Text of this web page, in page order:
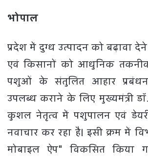
भोपाल
प्रदेश में दुग्ध उत्पादन को बढ़ावा
एवं किसानों को आधुनिक
पशुओं के संतुलित आहार प्रबंधन
उपलब्ध कराने के लिए मुख्यमंत्री
कुशल नेतृत्व में पशुपालन एवं
नवाचार कर रहा है। इसी क्रम में
मोबाइल ऐप" विकसित किया